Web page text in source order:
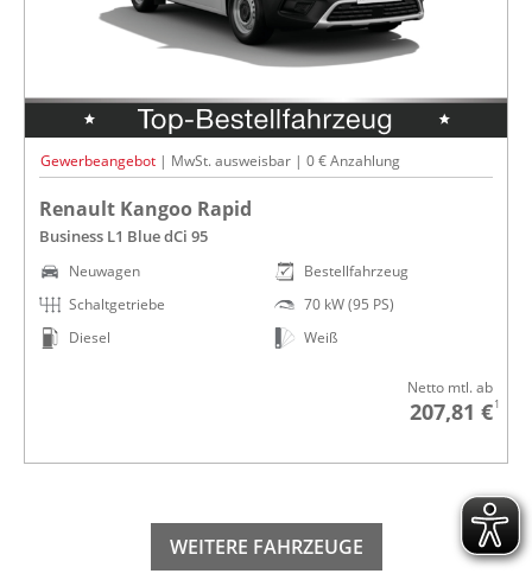
Gewerbeangebot | MwSt. ausweisbar | 0 € Anzahlung
Renault Kangoo Rapid
Business L1 Blue dCi 95
Neuwagen
Schaltgetriebe
Diesel
Bestellfahrzeug
70 kW (95 PS)
Weiß
Netto mtl. ab
207,81 €1
WEITERE FAHRZEUGE